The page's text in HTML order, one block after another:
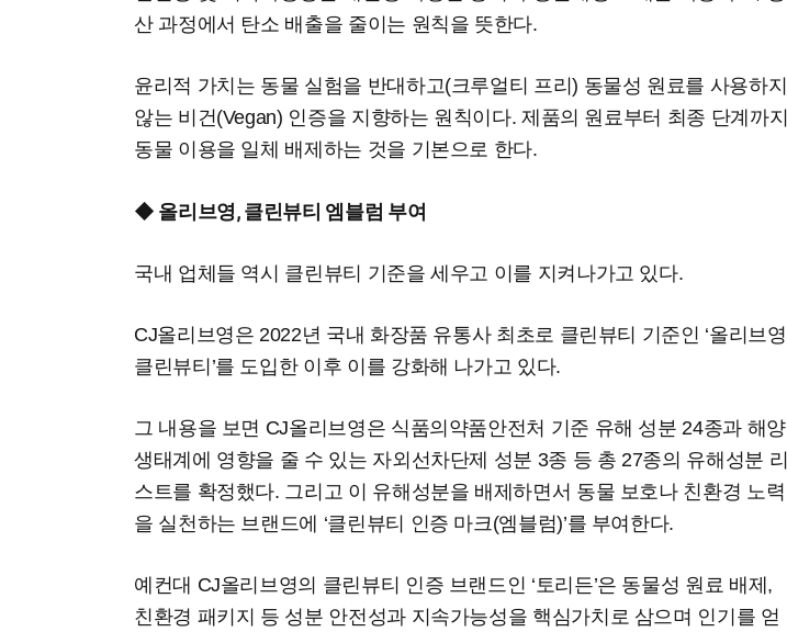
산 과정에서 탄소 배출을 줄이는 원칙을 뜻한다.
윤리적 가치는 동물 실험을 반대하고(크루얼티 프리) 동물성 원료를 사용하지
않는 비건(Vegan) 인증을 지향하는 원칙이다. 제품의 원료부터 최종 단계까지
동물 이용을 일체 배제하는 것을 기본으로 한다.
◆ 올리브영, 클린뷰티 엠블럼 부여
국내 업체들 역시 클린뷰티 기준을 세우고 이를 지켜나가고 있다.
CJ올리브영은 2022년 국내 화장품 유통사 최초로 클린뷰티 기준인 ‘올리브영
클린뷰티’를 도입한 이후 이를 강화해 나가고 있다.
그 내용을 보면 CJ올리브영은 식품의약품안전처 기준 유해 성분 24종과 해양
생태계에 영향을 줄 수 있는 자외선차단제 성분 3종 등 총 27종의 유해성분 리
스트를 확정했다. 그리고 이 유해성분을 배제하면서 동물 보호나 친환경 노력
을 실천하는 브랜드에 ‘클린뷰티 인증 마크(엠블럼)’를 부여한다.
예컨대 CJ올리브영의 클린뷰티 인증 브랜드인 ‘토리든’은 동물성 원료 배제,
친환경 패키지 등 성분 안전성과 지속가능성을 핵심가치로 삼으며 인기를 얻